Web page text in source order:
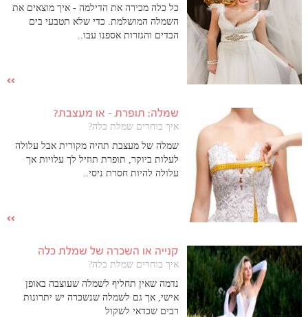
כל כלה מכירה את הדילמה - איך מוצאים את
השמלה המושלמת. כדי שלא תטבעי בים
הבדים והגזרות אספנו עבו..
שמלה: תופרת – או מעצבת?
איך בוחרים שמלת כלה?
שמלה של מעצבת תהיה מקורית אבל עלולה
לעלות ביוקר, תופרת תוזיל לך עלויות אך
עלולה להיות חסרת ניסי..
קנייה או השכרה של שמלת כלה
איך בוחרים שמלת כלה?
נדמה שאין תחליף לשמלה שעוצבה באופן
אישי, אך גם לשמלה שנשכרה יש יתרונות
רבים שכדאי לשקול